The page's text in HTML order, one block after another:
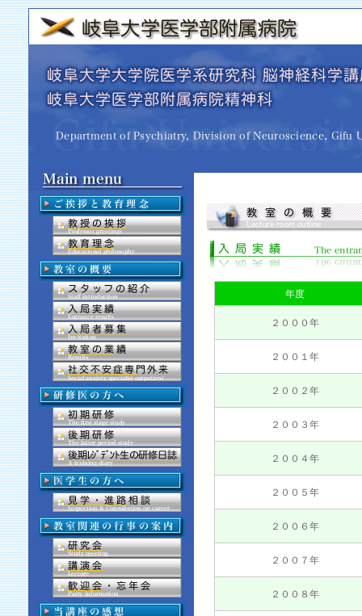
年度
２０００年
２００１年
２００２年
２００３年
２００４年
２００５年
２００６年
２００７年
２００８年